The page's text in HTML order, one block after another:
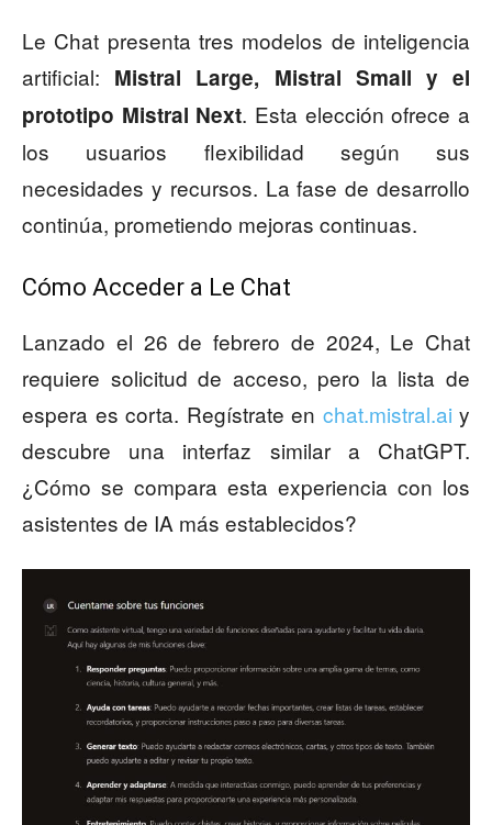
Le Chat presenta tres modelos de inteligencia
artificial: Mistral Large, Mistral Small y el
prototipo Mistral Next. Esta elección ofrece a
los usuarios flexibilidad según sus
necesidades y recursos. La fase de desarrollo
continúa, prometiendo mejoras continuas.
Cómo Acceder a Le Chat
Lanzado el 26 de febrero de 2024, Le Chat
requiere solicitud de acceso, pero la lista de
espera es corta. Regístrate en chat.mistral.ai y
descubre una interfaz similar a ChatGPT.
¿Cómo se compara esta experiencia con los
asistentes de IA más establecidos?